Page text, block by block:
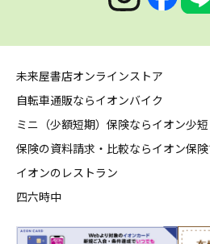
未来屋書店オンラインストア
自転車通販ならイオンバイク
ミニ（少額短期）保険ならイオン少短
保険の資料請求・比較ならイオン保
イオンのレストラン
四六時中